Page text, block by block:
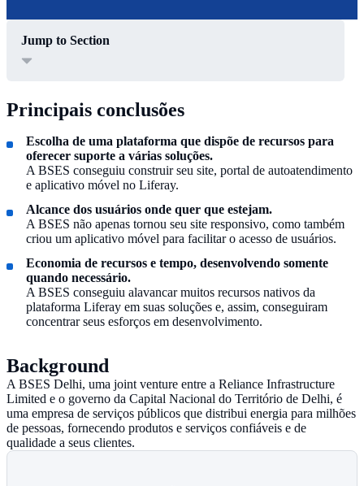
Jump to Section
Principais conclusões
Escolha de uma plataforma que dispõe de recursos para
oferecer suporte a várias soluções.
A BSES conseguiu construir seu site, portal de autoatendimento
e aplicativo móvel no Liferay.
Alcance dos usuários onde quer que estejam.
A BSES não apenas tornou seu site responsivo, como também
criou um aplicativo móvel para facilitar o acesso de usuários.
Economia de recursos e tempo, desenvolvendo somente
quando necessário.
A BSES conseguiu alavancar muitos recursos nativos da
plataforma Liferay em suas soluções e, assim, conseguiram
concentrar seus esforços em desenvolvimento.
Background
A BSES Delhi, uma joint venture entre a Reliance Infrastructure
Limited e o governo da Capital Nacional do Território de Delhi, é
uma empresa de serviços públicos que distribui energia para milhões
de pessoas, fornecendo produtos e serviços confiáveis e de
qualidade a seus clientes.